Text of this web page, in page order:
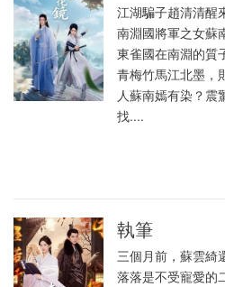
江湖騙子趙清清醒
南淵國將軍之女蘇
東雀國在南淵的質
青梅竹馬江北墨，
人蘇南嫣有染？震
找....
執筆
三個月前，蘇雲綺
落落是不受寵愛的